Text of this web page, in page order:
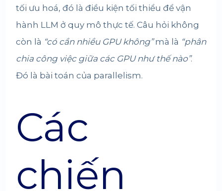
tối ưu hoá, đó là điều kiện tối thiểu để vận
hành LLM ở quy mô thực tế. Câu hỏi không
còn là “có cần nhiều GPU không”mà là “phân
chia công việc giữa các GPU như thế nào”.
Đó là bài toán của parallelism.
Các
chiến